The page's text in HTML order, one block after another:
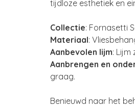
tijdloze esthetiek en
Collectie: Fornasetti
Materiaal:
Aanbevolen lijm: Lijm
Aanbrengen en
graag.
Benieuwd naar het